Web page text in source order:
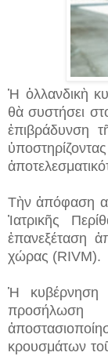
Ἡ ὁλλανδικὴ
θὰ συστήσει
ἐπιβράδυνση
Τὴν ἀπόφαση
Ἰατρικῆς
ἐπανεξέταση
χώρας (RIVM).
Ἡ κυβέρνηση
προσήλωση
κρουσμάτων